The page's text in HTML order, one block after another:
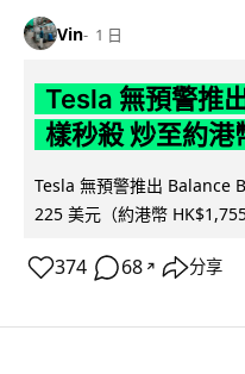
Vin 1 日
Tesla 無預警推
樣秒殺 炒至約港
Tesla 無預警推出 Balance
225 美元（約港幣
374 68 ↗ 分享